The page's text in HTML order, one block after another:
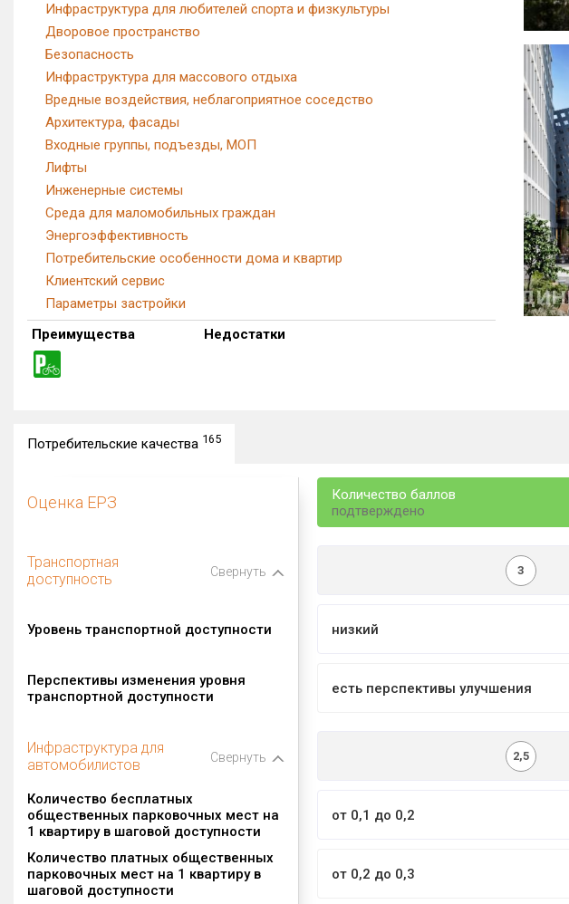
Инфраструктура для любителей спорта и физкультуры
Дворовое пространство
Безопасность
Инфраструктура для массового отдыха
Вредные воздействия, неблагоприятное соседство
Архитектура, фасады
Входные группы, подъезды, МОП
Лифты
Инженерные системы
Среда для маломобильных граждан
Энергоэффективность
Потребительские особенности дома и квартир
Клиентский сервис
Параметры застройки
Преимущества
Недостатки
Потребительские качества 165
Оценка ЕРЗ
Количество баллов
подтверждено
Транспортная
доступность
Свернуть 3
Уровень транспортной доступности низкий
Перспективы изменения уровня
транспортной доступности
есть перспективы улучшения
Инфраструктура для
автомобилистов
Свернуть 2,5
Количество бесплатных
общественных парковочных мест на
1 квартиру в шаговой доступности
от 0,1 до 0,2
Количество платных общественных
парковочных мест на 1 квартиру в
шаговой доступности
от 0,2 до 0,3